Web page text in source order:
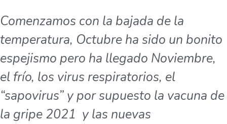
Comenzamos con la bajada de la
temperatura, Octubre ha sido un bonito
espejismo pero ha llegado Noviembre,
el frío, los virus respiratorios, el
“sapovirus” y por supuesto la vacuna de
la gripe 2021 y las nuevas